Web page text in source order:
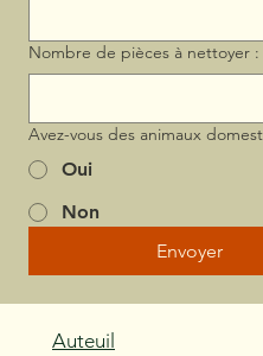
Nombre de pièces à nettoyer :
Avez-vous des animaux
Oui
Non
Envoyer
Auteuil